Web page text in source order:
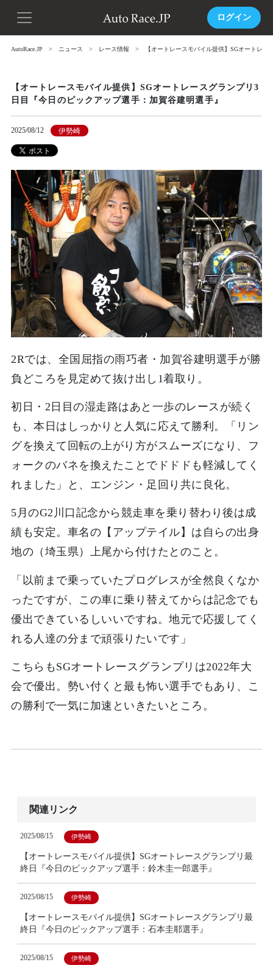
ログイン
AutoRace.JP ニュース レース情報 【オートレースモバイル提供】SGオートレ
【オートレースモバイル提供】SGオートレースグランプリ3
日目『今日のピックアップ選手：加賀谷建明選手』
2025/08/12 伊勢崎
2Rでは、全国屈指の雨巧者・加賀谷建明選手が勝
負どころを見定めて抜け出し1着取り。
初日・2日目の湿走路はあと一歩のレースが続く
も、本日はしっかりと人気に応えて勝利。「リン
グを換えて回転の上がり方がスムーズになり、フ
ォークのバネを換えたことでドドドも軽減してく
れました」と、エンジン・足回り共に良化。
5月のG2川口記念から競走車を乗り替わり後は成
績も安定。車名の【アップテイル】は自らの出身
地の（埼玉県）上尾から付けたとのこと。
「以前まで乗っていたプログレスが全然良くなか
ったですが、この車に乗り替えてからは記念でも
優出できているしいいですね。地元で応援してく
れる人達の分まで頑張りたいです」
こちらもSGオートレースグランプリは2022年大
会で優出。勢い付くと最も怖い選手でもあり、こ
の勝利で一気に加速といきたいところ。
関連リンク
2025/08/15 伊勢崎
【オートレースモバイル提供】SGオートレースグランプリ最
終日『今日のピックアップ選手：鈴木圭一郎選手』
2025/08/15 伊勢崎
【オートレースモバイル提供】SGオートレースグランプリ最
終日『今日のピックアップ選手：石本圭耶選手』
2025/08/15 伊勢崎